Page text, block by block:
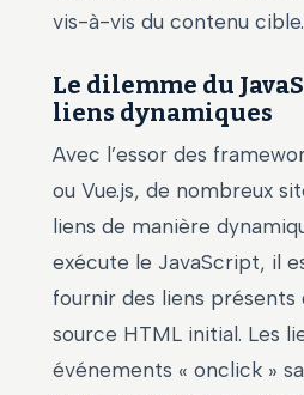
vis-à-vis du contenu cible.
Le dilemme du
liens dynamiques
Avec l’essor des
ou Vue.js, de nombreux
liens de manière
exécute le JavaScript, il
fournir des liens présents
source HTML initial. Les
événements « onclick »